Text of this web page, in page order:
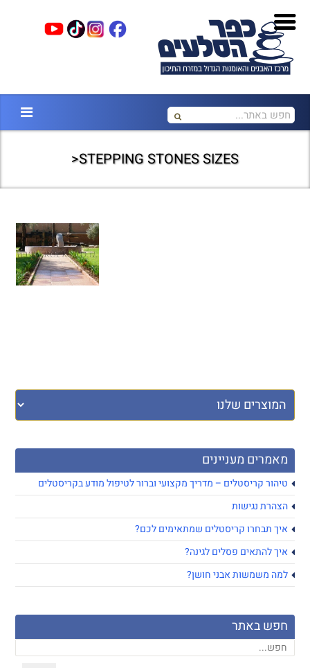
STEPPING STONES SIZES<
מאמרים מעניינים
טיהור קריסטלים – מדריך מקצועי וברור לטיפול מודע בקריסטלים
הצהרת נגישות
איך תבחרו קריסטלים שמתאימים לכם?
איך להתאים פסלים לגינה?
למה משמשות אבני חושן?
חפש באתר